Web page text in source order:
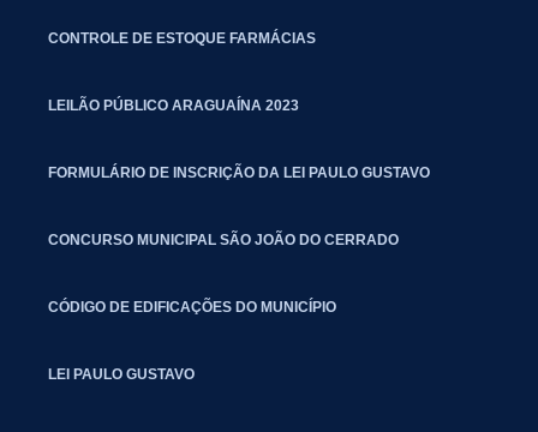
CONTROLE DE ESTOQUE FARMÁCIAS
LEILÃO PÚBLICO ARAGUAÍNA 2023
FORMULÁRIO DE INSCRIÇÃO DA LEI PAULO GUSTAVO
CONCURSO MUNICIPAL SÃO JOÃO DO CERRADO
CÓDIGO DE EDIFICAÇÕES DO MUNICÍPIO
LEI PAULO GUSTAVO